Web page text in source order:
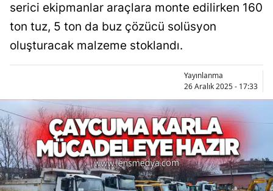
serici ekipmanlar araçlara monte edilirken 160
ton tuz, 5 ton da buz çözücü solüsyon
oluşturacak malzeme stoklandı.
Yayınlanma
26 Aralık 2025 - 17:33